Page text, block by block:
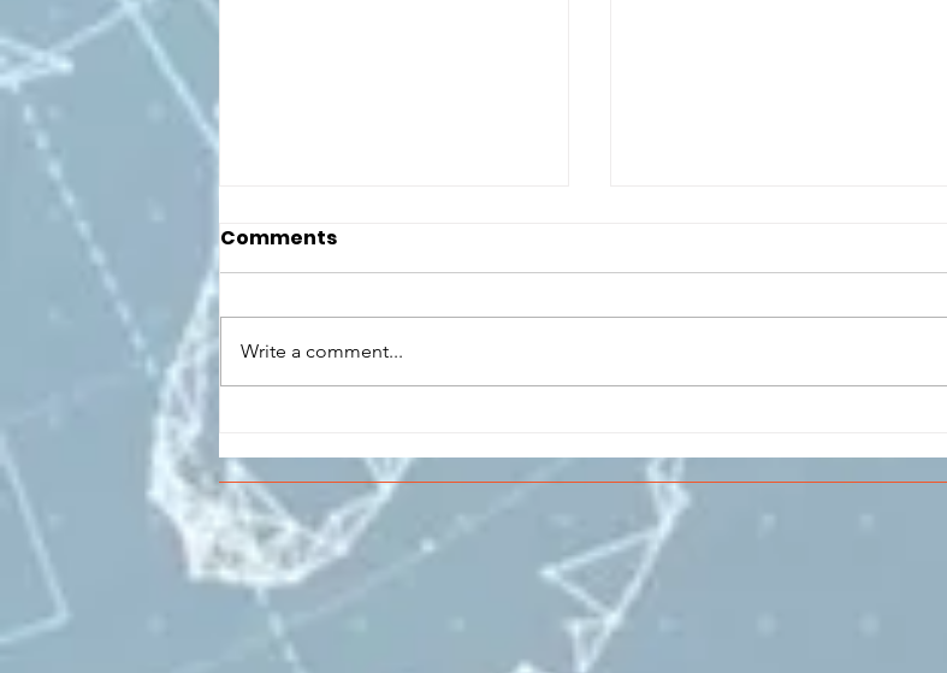
PERCORSO DI
FORMAZIONE SCUOLA
LAVORO DEGLI STUDENTI
DEL “DE PINEDO-
COLONNA”
superiori per il concorso
sull'Aerospazio
Comments
Write a comment...